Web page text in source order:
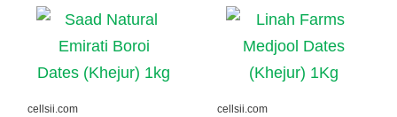
cellsii.com cellsii.com